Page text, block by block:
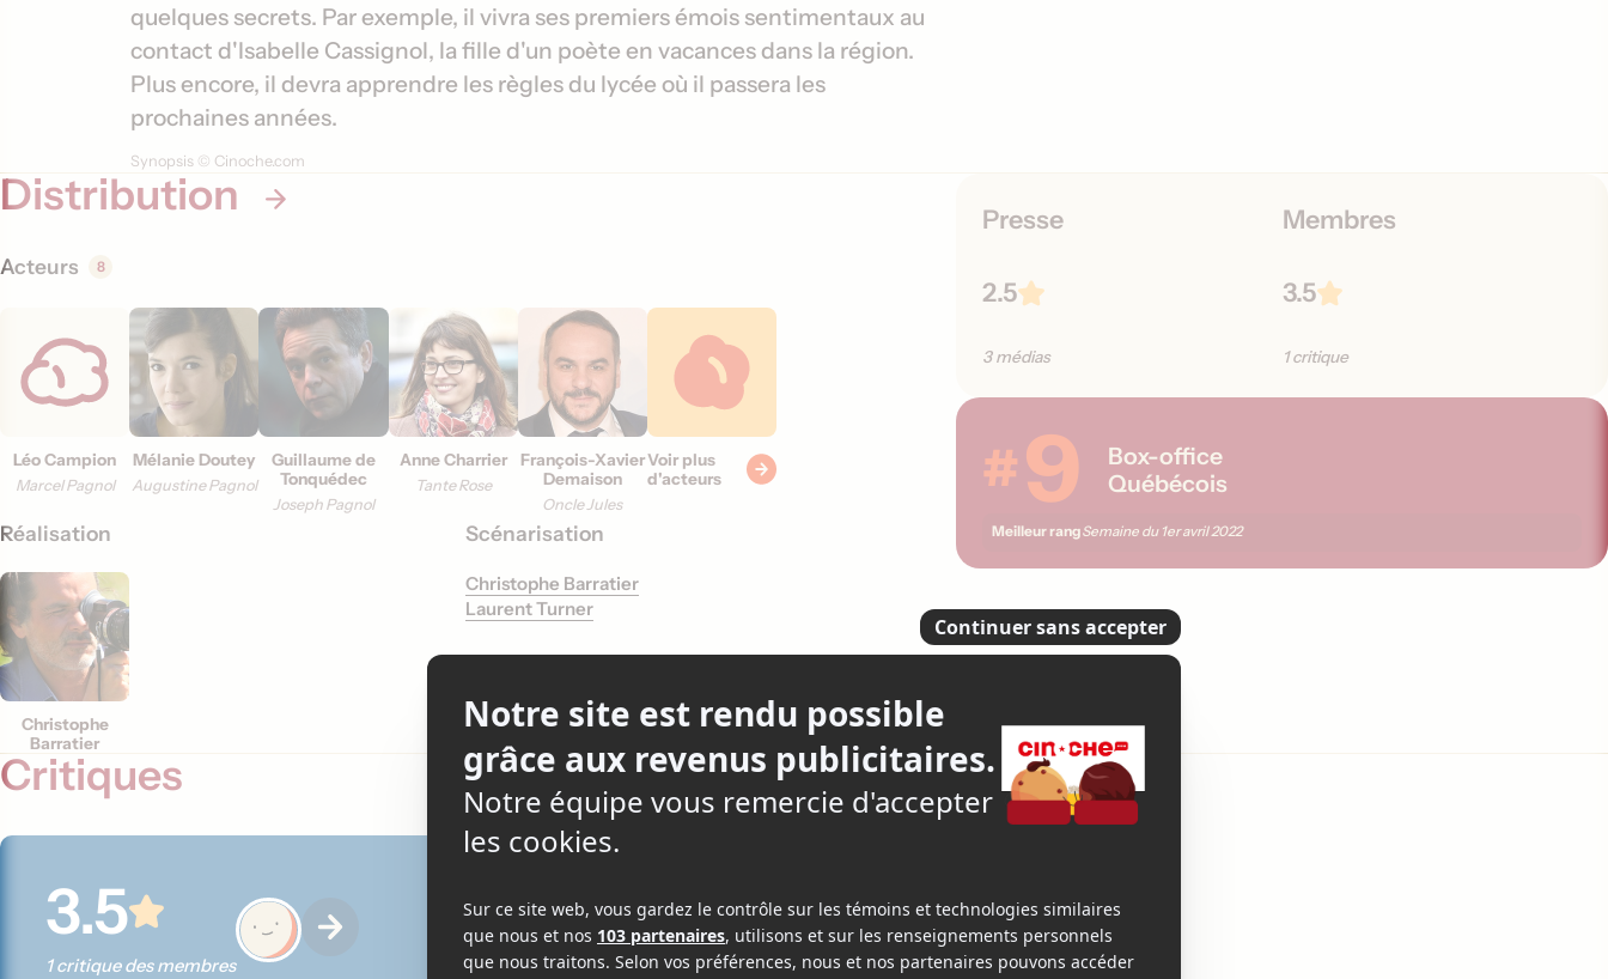
n
s
quelques secrets. Par exemple, il vivra ses premiers émois sentimentaux au
contact d'Isabelle Cassignol, la fille d'un poète en vacances dans la région.
Plus encore, il devra apprendre les règles du lycée où il passera les
prochaines années.
Synopsis © Cinoche.com
Distribution
Acteurs 8
Léo Campion
Marcel Pagnol
Mélanie Doutey
Augustine Pagnol
Guillaume de
Tonquédec
Joseph Pagnol
Anne Charrier
Tante Rose
François-Xavier
Demaison
Oncle Jules
Voir plus
d'acteurs
Réalisation
Christophe
Barratier
Scénarisation
Christophe Barratier
Laurent Turner
Presse
2.5
3 médias
Membres
3.5
1 critique
#9
Box-office
Québécois
Meilleur rangSemaine du 1er avril 2022
Critiques
3.5
1 critique des membres